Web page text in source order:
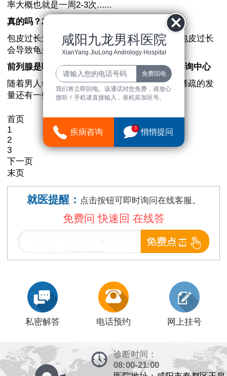
率大概也就是一周2-3次......
真的吗？2022包皮男求偶困难！
包皮过长危害大，很多男性都深受其害，因为包皮过长
会导致龟头敏感出现早泄的......
前列腺是哪个“县” 远吗？ 咸阳九龙男科医院咨询中心
随着男人年纪增长让他尴尬的不仅仅是越来越稀疏的发
量还有一些“难言之隐”尿频、尿急......
首页
1
2
3
下一页
末页
就医提醒： 点击按钮可即时询问在线客服。
免费问 快速回 在线答
私密解答 电话预约 网上挂号
诊断时间：
08:00-21:00
咸阳九龙男科医院
XianYang JiuLong Andrology Hospital
我们将立即回电。该通话对您免费，请放心
接听！手机请直接输入，座机前加区号。
疾病咨询 3 悄悄提问